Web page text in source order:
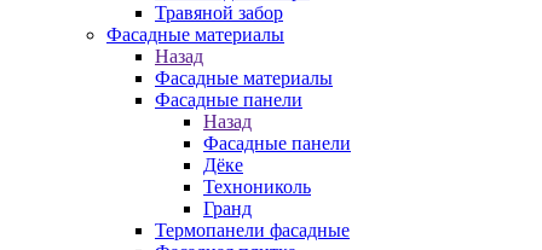
Травяной забор
Фасадные материалы
Назад
Фасадные материалы
Фасадные панели
Назад
Фасадные панели
Дёке
Технониколь
Гранд
Термопанели фасадные